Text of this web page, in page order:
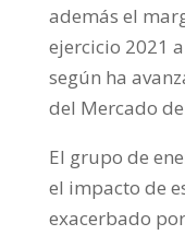
además el
ejercicio 2021
según ha
del Mercado de
El grupo de
el impacto de
exacerbado